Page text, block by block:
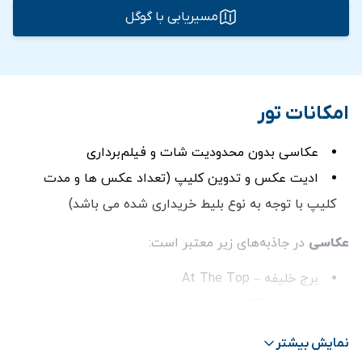
مسیریابی با گوگل
امکانات تور
عکاسی بدون محدودیت شات و فیلم‌برداری
ادیت عکس و تدوین کلیپ (تعداد عکس ها و مدت
کلیپ با توجه به نوع بلیط خریداری شده می باشد)
عکاسی در جاذبه‌های زیر معتبر است:
برج خلیفه – At The Top
نمایش بیشتر